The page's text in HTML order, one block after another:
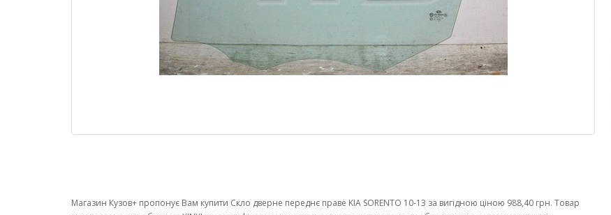
Магазин Кузов+ пропонує Вам купити Скло дверне переднє праве KIA SORENTO 10-13 за вигідною ціною 988,40 грн. Товар